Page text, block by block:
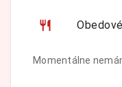
Momentálne